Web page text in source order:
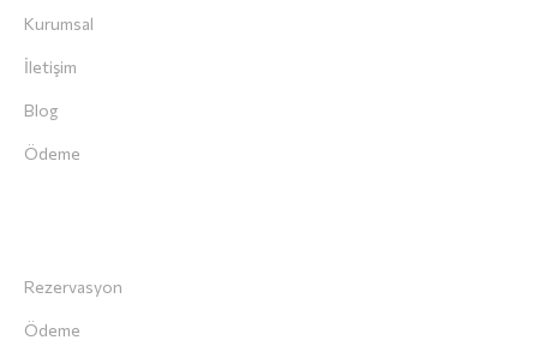
Kurumsal
İletişim
Blog
Ödeme
Rezervasyon
Ödeme